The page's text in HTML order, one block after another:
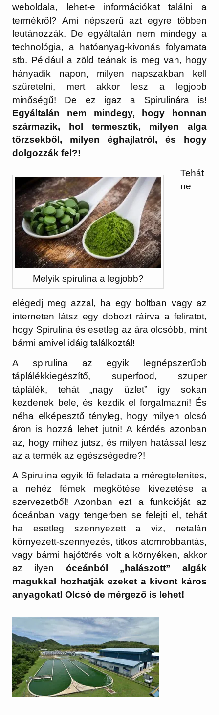
weboldala, lehet-e információkat találni a
termékről? Ami népszerű azt egyre többen
leutánozzák. De egyáltalán nem mindegy a
technológia, a hatóanyag-kivonás folyamata
stb. Például a zöld teának is meg van, hogy
hányadik napon, milyen napszakban kell
szüretelni, mert akkor lesz a legjobb
minőségű! De ez igaz a Spirulinára is!
Egyáltalán nem mindegy, hogy honnan
származik, hol termesztik, milyen alga
törzsekből, milyen éghajlatról, és hogy
dolgozzák fel?!
Melyik spirulina a legjobb?
Tehát
ne
elégedj meg azzal, ha egy boltban vagy az
interneten látsz egy dobozt ráírva a feliratot,
hogy Spirulina és esetleg az ára olcsóbb, mint
bármi amivel idáig találkoztál!
A spirulina az egyik legnépszerűbb
táplálékkiegészítő, superfood, szuper
táplálék, tehát „nagy üzlet” így sokan
kezdenek bele, és kezdik el forgalmazni! És
néha elképesztő tényleg, hogy milyen olcsó
áron is hozzá lehet jutni! A kérdés azonban
az, hogy mihez jutsz, és milyen hatással lesz
az a termék az egészségedre?!
A Spirulina egyik fő feladata a méregtelenítés,
a nehéz fémek megkötése kivezetése a
szervezetből! Azonban ezt a funkcióját az
óceánban vagy tengerben se felejti el, tehát
ha esetleg szennyezett a viz, netalán
környezett-szennyezés, titkos atomrobbantás,
vagy bármi hajótörés volt a környéken, akkor
az ilyen óceánból „halászott” algák
magukkal hozhatják ezeket a kivont káros
anyagokat! Olcsó de mérgező is lehet!